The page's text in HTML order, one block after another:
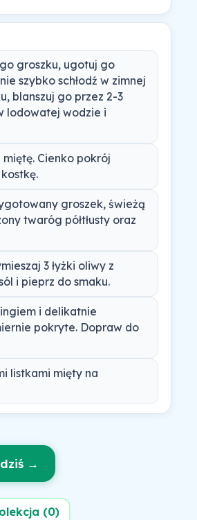
groszku, ugotuj go
szybko schłodź w zimnej
blanszuj go przez 2-3
lodowatej wodzie i
Cienko pokrój
groszek, świeżą
twaróg półtłusty oraz
3 łyżki oliwy z
i pieprz do smaku.
i delikatnie
pokryte. Dopraw do
listkami mięty na
→
(0)